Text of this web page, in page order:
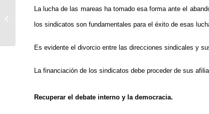
La lucha de las mareas ha tomado esa forma ante el
los sindicatos son fundamentales para el éxito de esas
Es evidente el divorcio entre las direcciones sindicales y
La financiación de los sindicatos debe proceder de sus
Recuperar el debate interno y la democracia.
crisis del régimen se
profundiza – La